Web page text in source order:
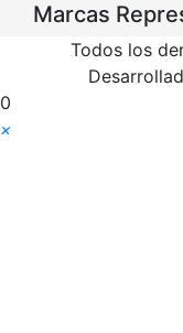
Marcas
Todos los
0
×